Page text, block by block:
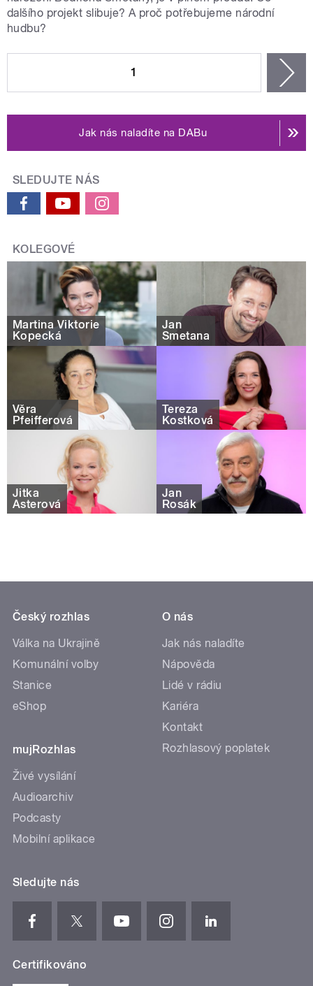
dalšího projekt slibuje? A proč potřebujeme národní
hudbu?
1
Jak nás naladíte na DABu
SLEDUJTE NÁS
KOLEGOVÉ
Martina Viktorie
Kopecká
Jan
Smetana
Věra
Pfeifferová
Tereza
Kostková
Jitka
Asterová
Jan
Rosák
Český rozhlas
Válka na Ukrajině
Komunální volby
Stanice
eShop
mujRozhlas
Živé vysílání
Audioarchiv
Podcasty
Mobilní aplikace
O nás
Jak nás naladíte
Nápověda
Lidé v rádiu
Kariéra
Kontakt
Rozhlasový poplatek
Sledujte nás
Certifikováno